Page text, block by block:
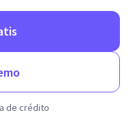
de crédito